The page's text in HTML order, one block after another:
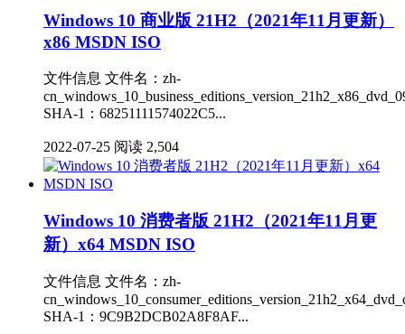
Windows 10 商业版 21H2（2021年11月更新）
x86 MSDN ISO
文件信息 文件名：zh-
SHA-1：68251111574022C5...
2022-07-25 阅读 2,504
Windows 10 消费者版 21H2（2021年11月更
新）x64 MSDN ISO
文件信息 文件名：zh-
SHA-1：9C9B2DCB02A8F8AF...